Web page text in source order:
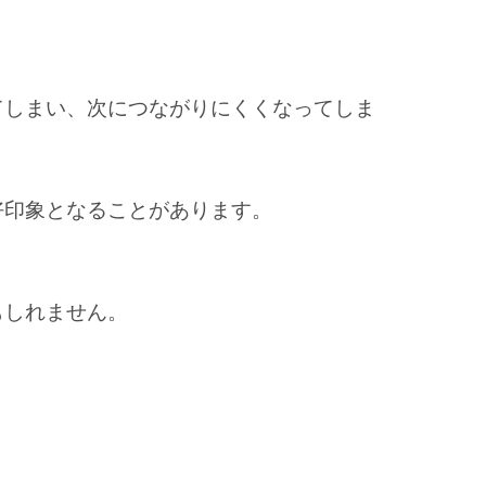
まい、次につながりにくくなってしま
象 となることがあります。
れません。